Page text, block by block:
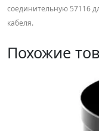
соединительную 57116
кабеля.
Похожие